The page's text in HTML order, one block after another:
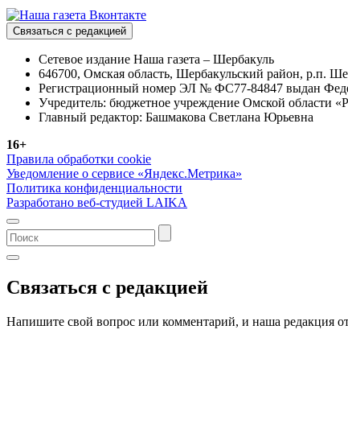
Связаться с редакцией
Сетевое издание Наша газета – Шербакуль
646700, Омская область, Шербакульский район, р.п.
Регистрационный номер ЭЛ № ФС77-84847 выдан
Учредитель: бюджетное учреждение Омской области
Главный редактор: Башмакова Светлана Юрьевна
16+
Правила обработки cookie
Уведомление о сервисе «Яндекс.Метрика»
Политика конфиденциальности
Разработано веб-студией LAIKA
Связаться с редакцией
Напишите свой вопрос или комментарий, и наша редакция